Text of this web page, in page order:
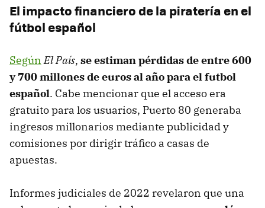
El impacto financiero de la piratería en el
fútbol español
Según El País, se estiman pérdidas de entre 600
y 700 millones de euros al año para el futbol
español. Cabe mencionar que el acceso era
gratuito para los usuarios, Puerto 80 generaba
ingresos millonarios mediante publicidad y
comisiones por dirigir tráfico a casas de
apuestas.
Informes judiciales de 2022 revelaron que una